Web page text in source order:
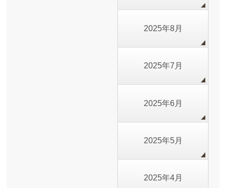
2025年8月
2025年7月
2025年6月
2025年5月
2025年4月